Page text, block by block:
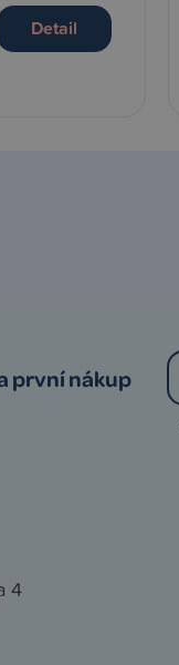
Detail
první nákup
4